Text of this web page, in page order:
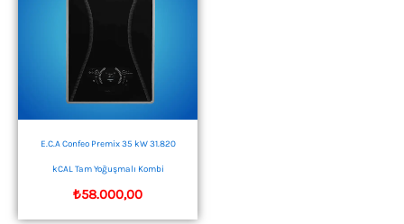
E.C.A Confeo Premix 35 kW 31.820
kCAL Tam Yoğuşmalı Kombi
₺58.000,00